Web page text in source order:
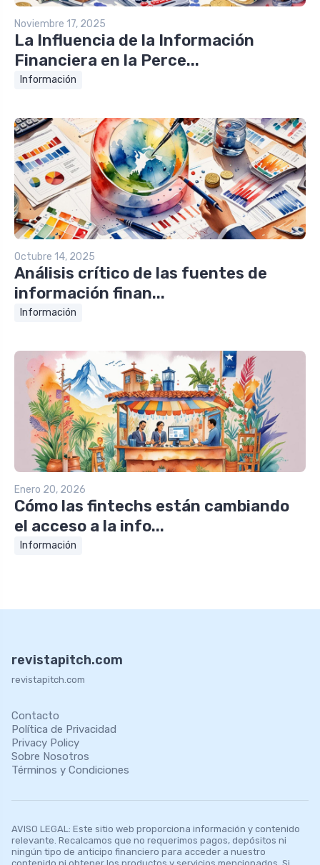
Noviembre 17, 2025
La Influencia de la Información
Financiera en la Perce...
Información
Octubre 14, 2025
Análisis crítico de las fuentes de
información finan...
Información
Enero 20, 2026
Cómo las fintechs están cambiando
el acceso a la info...
Información
revistapitch.com
revistapitch.com
Contacto
Política de Privacidad
Privacy Policy
Sobre Nosotros
Términos y Condiciones
AVISO LEGAL: Este sitio web proporciona información y contenido
relevante. Recalcamos que no requerimos pagos, depósitos ni
ningún tipo de anticipo financiero para acceder a nuestro